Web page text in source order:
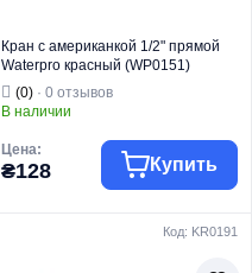
Кран с американкой 1/2" прямой
Waterpro красный (WP0151)
(0)· 0 отзывов
В наличии
Цена:
₴128 Купить
Код: KR0191